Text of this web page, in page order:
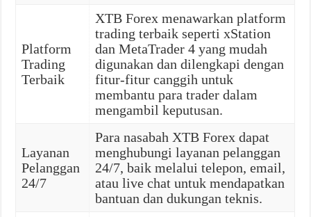
Platform
Trading
Terbaik
XTB Forex menawarkan platform
trading terbaik seperti xStation
dan MetaTrader 4 yang mudah
digunakan dan dilengkapi dengan
fitur-fitur canggih untuk
membantu para trader dalam
mengambil keputusan.
Layanan
Pelanggan
24/7
Para nasabah XTB Forex dapat
menghubungi layanan pelanggan
24/7, baik melalui telepon, email,
atau live chat untuk mendapatkan
bantuan dan dukungan teknis.